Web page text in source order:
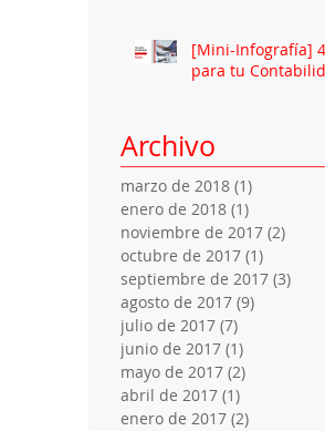
[Mini-Infografía]
para tu
Archivo
marzo de 2018 (1)
enero de 2018 (1)
noviembre de 2017 (2)
octubre de 2017 (1)
septiembre de 2017 (3)
agosto de 2017 (9)
julio de 2017 (7)
junio de 2017 (1)
mayo de 2017 (2)
abril de 2017 (1)
enero de 2017 (2)